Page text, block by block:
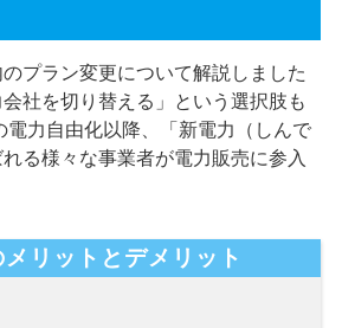
プラン変更について解説しました
社を切り替える」という選択肢も
電力自由化以降、「新電力（しんで
る様々な事業者が電力販売に参入
リットとデメリット